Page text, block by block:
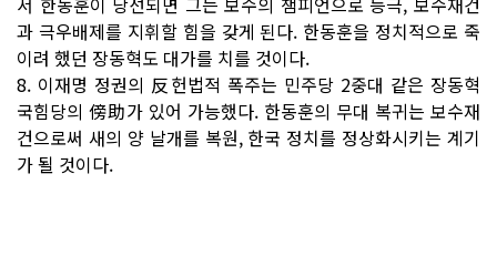
과 극우배제를 지휘할 힘을 갖게 된다. 한동훈을 정치적으로 죽
이려 했던 장동혁도 대가를 치를 것이다.
8. 이재명 정권의 反헌법적 폭주는 민주당 2중대 같은 장동혁
국힘당의 傍助가 있어 가능했다. 한동훈의 무대 복귀는 보수재
건으로써 새의 양 날개를 복원, 한국 정치를 정상화시키는 계기
가 될 것이다.